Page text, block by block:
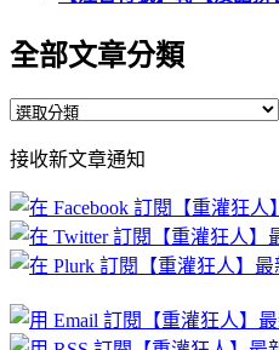
全部文章分類
全
文
章
分
類
接收新文章通知